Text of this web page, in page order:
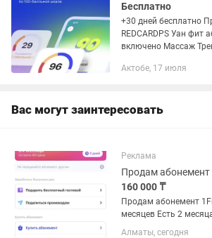
Бесплатно
+30 дней бесплатно Промокод:
REDCARDPS Уан фит абонемент Все
включено Массаж Тренажерный Зал
Волейбол Баня Бесплатные аренды
Актобе, 17 июля
Вас могут заинтересовать
Реклама
Продам абонемент
160 000 ₸
Продам абонемент 1Fit Осталось
месяцев Есть 2
Алматы, сегодня